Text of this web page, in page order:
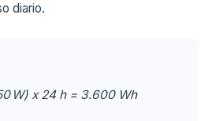
diario.
W) x 24 h = 3.600 Wh